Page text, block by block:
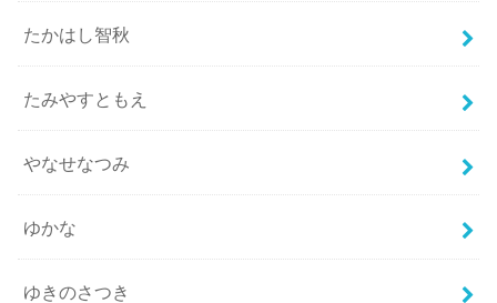
たかはし智秋
たみやすともえ
やなせなつみ
ゆかな
ゆきのさつき